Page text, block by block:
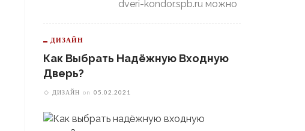
dveri-kondor.spb.ru можно
ДИЗАЙН
Как Выбрать Надёжную Входную
Дверь?
ДИЗАЙН on 05.02.2021